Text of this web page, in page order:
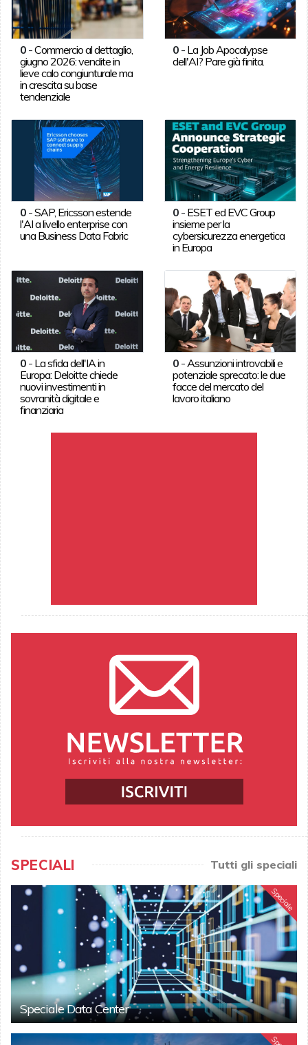
0-Commercio al dettaglio,
giugno 2026: vendite in
lieve calo congiunturale ma
in crescita su base
tendenziale
0 - La Job Apocalypse
dell'AI? Pare già finita.
0-SAP, Ericsson estende
l'AI a livello enterprise con
una Business Data Fabric
0 - ESET ed EVC Group
insieme per la
cybersicurezza energetica
in Europa
0- La sfida dell'IA in
Europa: Deloitte chiede
nuovi investimenti in
sovranità digitale e
finanziaria
0 - Assunzioni introvabili e
potenziale sprecato: le due
facce del mercato del
lavoro italiano
SPECIALI Tutti gli speciali
Speciale
Speciale Data Center